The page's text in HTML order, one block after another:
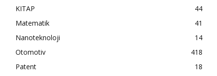
KITAP
44
Matematik
41
Nanoteknoloji
14
Otomotiv
418
Patent
18